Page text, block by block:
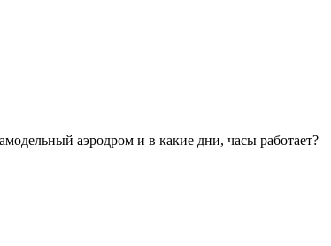
аэродром и в какие дни, часы работает?